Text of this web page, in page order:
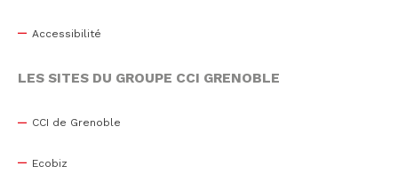
Accessibilité
LES SITES DU GROUPE CCI GRENOBLE
CCI de Grenoble
Ecobiz